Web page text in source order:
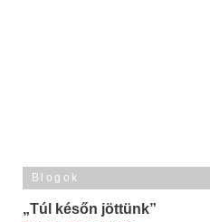
Blogok
„Túl későn jöttünk”